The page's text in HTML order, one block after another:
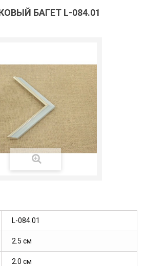
БАГЕТ L-084.01
L-084.01
2.5 см
2.0 см